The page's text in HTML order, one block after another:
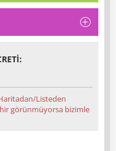
Listeden
görünmüyorsa bizimle